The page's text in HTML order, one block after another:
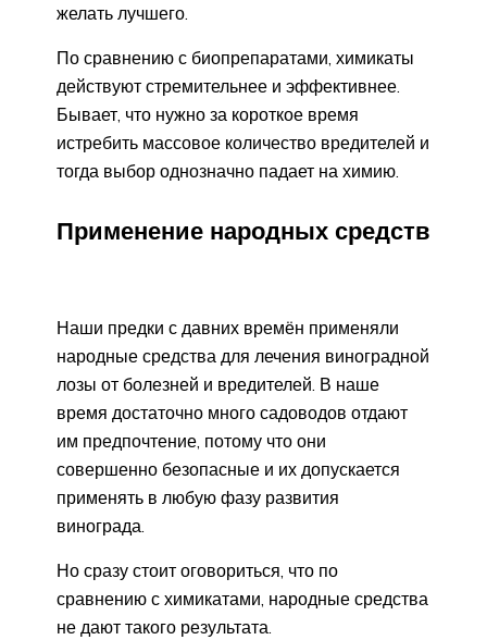
желать лучшего.
По сравнению с биопрепаратами, химикаты
действуют стремительнее и эффективнее.
Бывает, что нужно за короткое время
истребить массовое количество вредителей и
тогда выбор однозначно падает на химию.
Применение народных средств
Наши предки с давних времён применяли
народные средства для лечения виноградной
лозы от болезней и вредителей. В наше
время достаточно много садоводов отдают
им предпочтение, потому что они
совершенно безопасные и их допускается
применять в любую фазу развития
винограда.
Но сразу стоит оговориться, что по
сравнению с химикатами, народные средства
не дают такого результата.